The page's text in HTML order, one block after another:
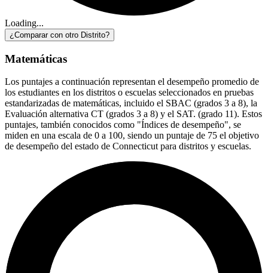
Loading...
¿Comparar con otro Distrito?
Matemáticas
Los puntajes a continuación representan el desempeño promedio de
los estudiantes en los distritos o escuelas seleccionados en pruebas
estandarizadas de matemáticas, incluido el SBAC (grados 3 a 8), la
Evaluación alternativa CT (grados 3 a 8) y el SAT. (grado 11). Estos
puntajes, también conocidos como "Índices de desempeño", se
miden en una escala de 0 a 100, siendo un puntaje de 75 el objetivo
de desempeño del estado de Connecticut para distritos y escuelas.